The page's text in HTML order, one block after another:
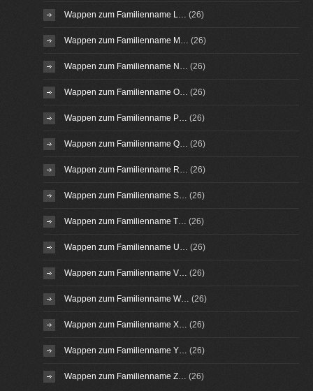
Wappen zum Familienname L… (26)
Wappen zum Familienname M… (26)
Wappen zum Familienname N… (26)
Wappen zum Familienname O… (26)
Wappen zum Familienname P… (26)
Wappen zum Familienname Q… (26)
Wappen zum Familienname R… (26)
Wappen zum Familienname S… (26)
Wappen zum Familienname T… (26)
Wappen zum Familienname U… (26)
Wappen zum Familienname V… (26)
Wappen zum Familienname W… (26)
Wappen zum Familienname X… (26)
Wappen zum Familienname Y… (26)
Wappen zum Familienname Z… (26)